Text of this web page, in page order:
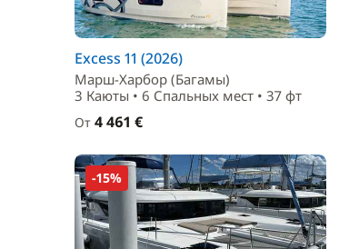
Excess 11 (2026)
Марш-Харбор (Багамы)
3 Каюты • 6 Спальныx мест • 37 фт
От 4 461 €
-15%